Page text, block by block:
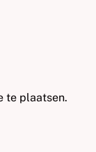
te plaatsen.